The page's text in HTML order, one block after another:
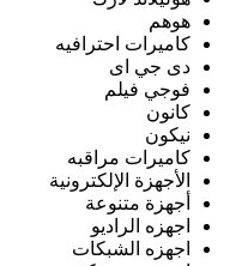
هوهم
كاميرات احترافيه
دى جي اى
فوجي فيلم
كانون
نيكون
كاميرات مراقبه
الأجهزة الإلكترونية
أجهزة متنوعة
اجهزه الراديو
اجهزه الشبكات